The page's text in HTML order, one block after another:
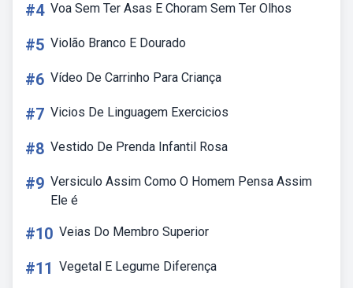
#4 Voa Sem Ter Asas E Choram Sem Ter Olhos
#5 Violão Branco E Dourado
#6 Vídeo De Carrinho Para Criança
#7 Vicios De Linguagem Exercicios
#8 Vestido De Prenda Infantil Rosa
#9 Versiculo Assim Como O Homem Pensa Assim
Ele é
#10 Veias Do Membro Superior
#11 Vegetal E Legume Diferença